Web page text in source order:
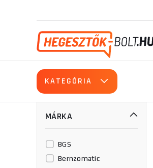
KATEGÓRIA
MÁRKA
BGS
Bernzomatic